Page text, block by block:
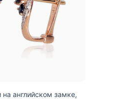
на английском замке,